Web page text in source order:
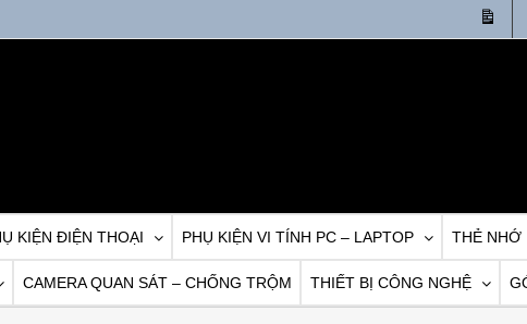
tức
KIỆN ĐIỆN THOẠI PHỤ KIỆN VI TÍNH PC – LAPTOP THẺ NHỚ
CAMERA QUAN SÁT – CHỐNG TRỘM THIẾT BỊ CÔNG NGHỆ